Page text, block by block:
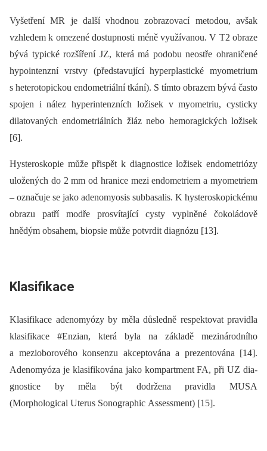
Vyšetření MR je další vhodnou zobrazovací metodou, avšak
vzhledem k omezené dostupnosti méně využívanou. V T2 obraze
bývá typické rozšíření JZ, která má podobu neostře ohraničené
hypointenzní vrstvy (představující hyperplastické myometrium
s heterotopickou endometriální tkání). S tímto obrazem bývá často
spojen i nález hyperintenzních ložisek v myometriu, cysticky
dilatovaných endometriálních žláz nebo hemoragických ložisek
[6].
Hysteroskopie může přispět k dia­gnostice ložisek endometriózy
uložených do 2 mm od hranice mezi endometriem a myometriem
–⁠ označuje se jako adenomyosis subbasalis. K hysteroskopickému
obrazu patří modře prosvítající cysty vyplněné čokoládově
hnědým obsahem, bio­psie může potvrdit dia­gnózu [13].
Klasifikace
Klasifikace adenomyózy by měla důsledně respektovat pravidla
klasifikace #Enzian, která byla na základě mezinárodního
a mezioborového konsenzu akceptována a prezentována [14].
Adenomyóza je klasifikována jako kompartment FA, při UZ dia­
gnostice by měla být dodržena pravidla MUSA
(Morphological Uterus Sonographic Assessment) [15].